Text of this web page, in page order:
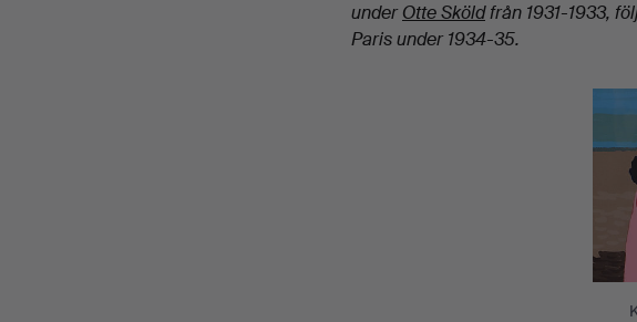
underOtte Sköldfrån 1931-1933,
Paris under 1934-35.